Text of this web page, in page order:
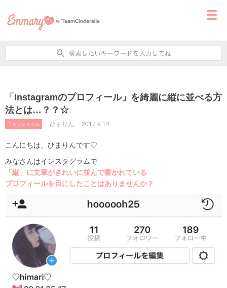
「Instagramのプロフィール」を綺麗に縦に並べる方
法とは…？？☆
ライフスタイル ひまりん 2017.9.14
こんにちは、ひまりんです♡
みなさんはインスタグラムで
「縦」に文章がきれいに並んで書かれている
プロフィールを目にしたことはありませんか？